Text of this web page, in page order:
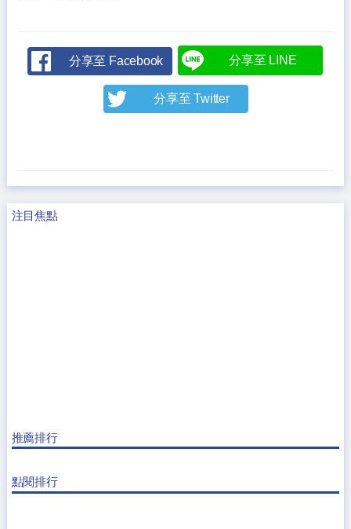
分享至 Facebook 分享至 LINE
分享至 Twitter
注目焦點
推薦排行
點閱排行